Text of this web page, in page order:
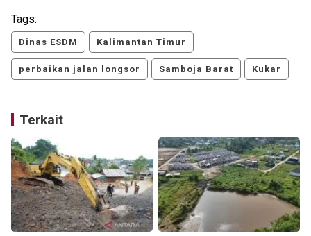
Tags:
Dinas ESDM Kalimantan Timur
perbaikan jalan longsor Samboja Barat Kukar
Terkait